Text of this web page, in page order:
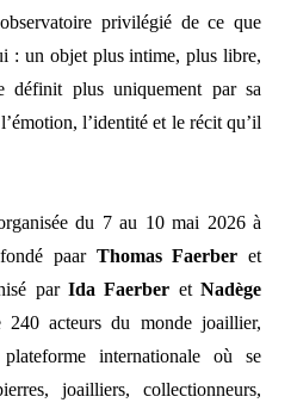
privilégié de ce que
: un objet plus intime, plus libre,
définit plus uniquement par sa
l’identité et le récit qu’il
du 7 au 10 mai 2026 à
paar Thomas Faerber et
par Ida Faerber et Nadège
acteurs du monde joaillier,
internationale où se
joailliers, collectionneurs,